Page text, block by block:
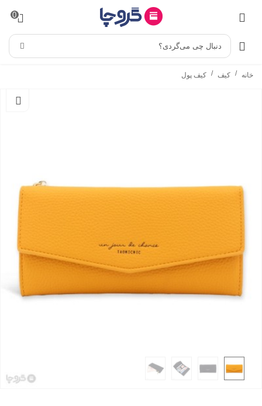
0
دنبال چی می‌گردی؟
خانه / کیف / کیف پول